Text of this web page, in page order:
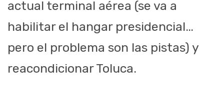
actual terminal aérea (se va a
habilitar el hangar presidencial…
pero el problema son las pistas) y
reacondicionar Toluca.